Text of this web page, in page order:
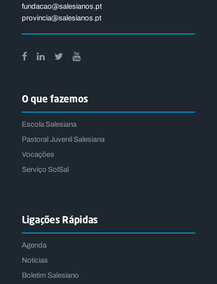
fundacao@salesianos.pt
provincia@salesianos.pt
O que fazemos
Escola Salesiana
Pastoral Juvenil Salesiana
Vocações
Serviço SolSal
Ligações Rápidas
Agenda
Notícias
Boletim Salesiano